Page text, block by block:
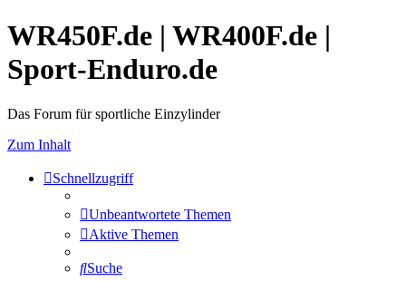
WR450F.de | WR400F.de |
Sport-Enduro.de
Das Forum für sportliche Einzylinder
Zum Inhalt
Schnellzugriff
Unbeantwortete Themen
Aktive Themen
Suche